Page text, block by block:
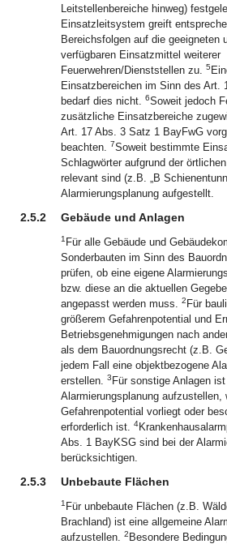
Leitstellenbereiche hinweg)
Einsatzleitsystem greift
Bereichsfolgen auf die geeigneten
verfügbaren Einsatzmittel weiterer
Feuerwehren/Dienststellen zu. 5
Einsatzbereichen im Sinn des Art.
bedarf dies nicht. 6Soweit jedoch
zusätzliche Einsatzbereiche
Art. 17 Abs. 3 Satz 1 BayFwG
beachten. 7Soweit bestimmte
Schlagwörter aufgrund der
relevant sind (z.B. „B
Alarmierungsplanung aufgestellt.
2.5.2 Gebäude und Anlagen
1 Für alle Gebäude und
Sonderbauten im Sinn des
prüfen, ob eine eigene
bzw. diese an die aktuellen
angepasst werden muss. 2 Für
größerem Gefahrenpotential und
Betriebsgenehmigungen nach
als dem Bauordnungsrecht (z.B.
jedem Fall eine objektbezogene
erstellen. 3 Für sonstige Anlagen
Alarmierungsplanung aufzustellen,
Gefahrenpotential vorliegt oder
erforderlich ist. 4
Abs. 1 BayKSG sind bei der
berücksichtigen.
2.5.3 Unbebaute Flächen
1 Für unbebaute Flächen (z.B.
Brachland) ist eine allgemeine
aufzustellen. 2 Besondere